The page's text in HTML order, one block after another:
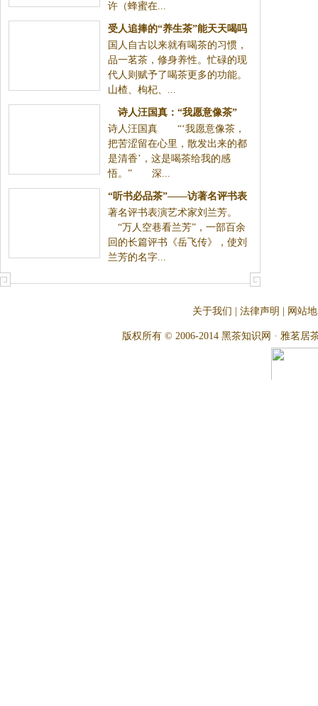
许（蜂蜜在...
受人追捧的“养生茶”能天天喝吗
国人自古以来就有喝茶的习惯，
品一茗茶，修身养性。忙碌的现
代人则赋予了喝茶更多的功能。
山楂、枸杞、...
诗人汪国真：“我愿意像茶”
诗人汪国真 “‘我愿意像茶，
把苦涩留在心里，散发出来的都
是清香’，这是喝茶给我的感
悟。” 深...
“听书必品茶”——访著名评书表
著名评书表演艺术家刘兰芳。
“万人空巷看兰芳”，一部百余
回的长篇评书《岳飞传》，使刘
兰芳的名字...
关于我们 法律声明 网站
版权所有 © 2006-2014 黑茶知识网 · 雅茗居